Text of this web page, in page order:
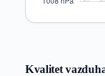
Kvalitet